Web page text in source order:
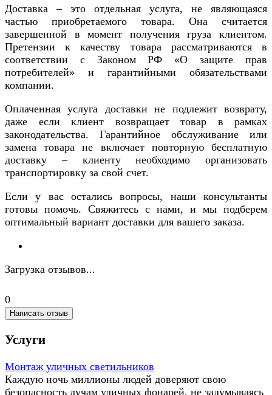
Доставка – это отдельная услуга, не являющаяся
частью приобретаемого товара. Она считается
завершенной в момент получения груза клиентом.
Претензии к качеству товара рассматриваются в
соответствии с Законом РФ «О защите прав
потребителей» и гарантийными обязательствами
компании.
Оплаченная услуга доставки не подлежит возврату,
даже если клиент возвращает товар в рамках
законодательства. Гарантийное обслуживание или
замена товара не включает повторную бесплатную
доставку – клиенту необходимо организовать
транспортировку за свой счет.
Если у вас остались вопросы, наши консультанты
готовы помочь. Свяжитесь с нами, и мы подберем
оптимальный вариант доставки для вашего заказа.
Загрузка отзывов...
0
Написать отзыв
Услуги
Монтаж уличных светильников
Каждую ночь миллионы людей доверяют свою
безопасность лучам уличных фонарей, не задумываясь